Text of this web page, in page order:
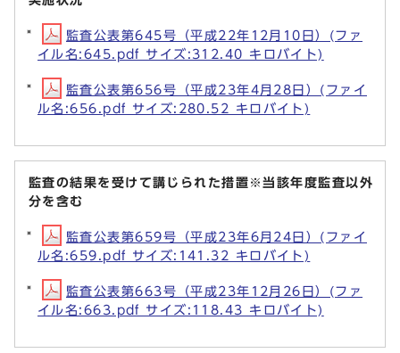
監査公表第645号（平成22年12月10日）(ファ
イル名:645.pdf サイズ:312.40 キロバイト)
監査公表第656号（平成23年4月28日）(ファイ
ル名:656.pdf サイズ:280.52 キロバイト)
監査の結果を受けて講じられた措置※当該年度監査以外
分を含む
監査公表第659号（平成23年6月24日）(ファイ
ル名:659.pdf サイズ:141.32 キロバイト)
監査公表第663号（平成23年12月26日）(ファ
イル名:663.pdf サイズ:118.43 キロバイト)